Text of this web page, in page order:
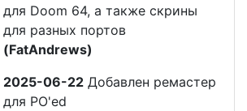
для Doom 64, а также скрины
для разных портов
(FatAndrews)
2025-06-22 Добавлен ремастер
для PO'ed